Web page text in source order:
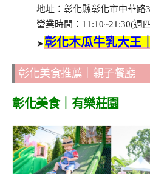
地址：彰化縣彰化市中華路
營業時間：11:10~21:30(週
➤彰化木瓜牛乳大王
彰化美食推薦｜親子餐廳
彰化美食｜有樂莊園